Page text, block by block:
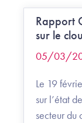
Rapport
sur le
05/03/
Le 19
sur l’état
secteur du